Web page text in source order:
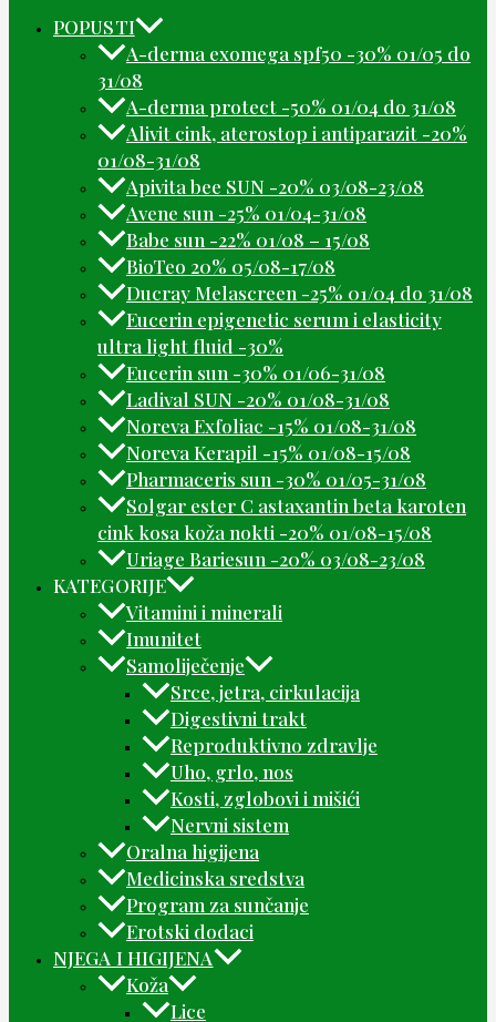
POPUSTI
A-derma exomega spf50 -30% 01/05 do
31/08
A-derma protect -50% 01/04 do 31/08
Alivit cink, aterostop i antiparazit -20%
01/08-31/08
Apivita bee SUN -20% 03/08-23/08
Avene sun -25% 01/04-31/08
Babe sun -22% 01/08 – 15/08
BioTeo 20% 05/08-17/08
Ducray Melascreen -25% 01/04 do 31/08
Eucerin epigenetic serum i elasticity
ultra light fluid -30%
Eucerin sun -30% 01/06-31/08
Ladival SUN -20% 01/08-31/08
Noreva Exfoliac -15% 01/08-31/08
Noreva Kerapil -15% 01/08-15/08
Pharmaceris sun -30% 01/05-31/08
Solgar ester C astaxantin beta karoten
cink kosa koža nokti -20% 01/08-15/08
Uriage Bariesun -20% 03/08-23/08
KATEGORIJE
Vitamini i minerali
Imunitet
Samoliječenje
Srce, jetra, cirkulacija
Digestivni trakt
Reproduktivno zdravlje
Uho, grlo, nos
Kosti, zglobovi i mišići
Nervni sistem
Oralna higijena
Medicinska sredstva
Program za sunčanje
Erotski dodaci
NJEGA I HIGIJENA
Koža
Lice